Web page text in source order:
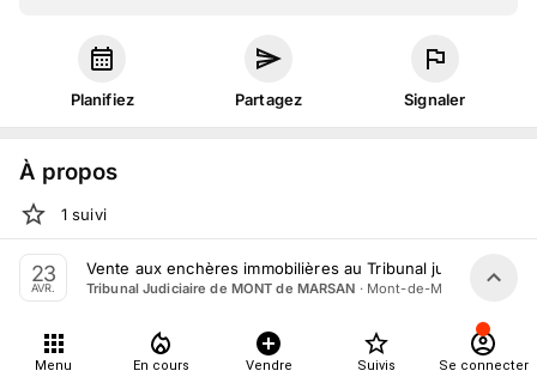
Planifiez Partagez Signaler
À propos
1 suivi
Jeu. 23 avril 2026 à 14:30 - 18:30
Vente judiciaireorganiséeparTribunal Judiciaire de MONT
Tout le monde peut participer
23
AVR.
Vente aux enchères immobilières au Tribunal judiciaire de
Tribunal Judiciaire de MONT de MARSAN · Mont-de-Marsan
Menu En cours Vendre Suivis Se connecter